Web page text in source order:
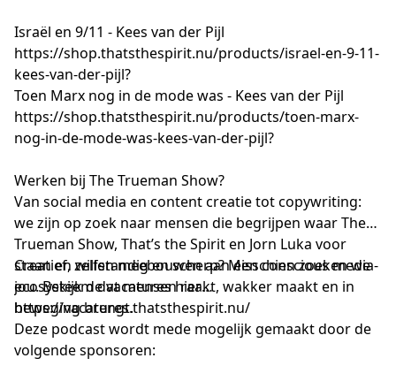
Israël en 9/11 - Kees van der Pijl
https://shop.thatsthespirit.nu/products/israel-en-9-11-
kees-van-der-pijl?
Toen Marx nog in de mode was - Kees van der Pijl
https://shop.thatsthespirit.nu/products/toen-marx-
nog-in-de-mode-was-kees-van-der-pijl?
Werken bij The Trueman Show?
Van social media en content creatie tot copywriting:
we zijn op zoek naar mensen die begrijpen waar The
Trueman Show, That’s the Spirit en Jorn Luka voor
staan en willen meebouwen aan een conscious media-
ecosysteem dat mensen raakt, wakker maakt en in
beweging brengt.
Creatief, zelfstandig en scherp? Misschien zoeken we
jou. Bekijk de vacatures hier
https://vacatures.thatsthespirit.nu/
Deze podcast wordt mede mogelijk gemaakt door de
volgende sponsoren: